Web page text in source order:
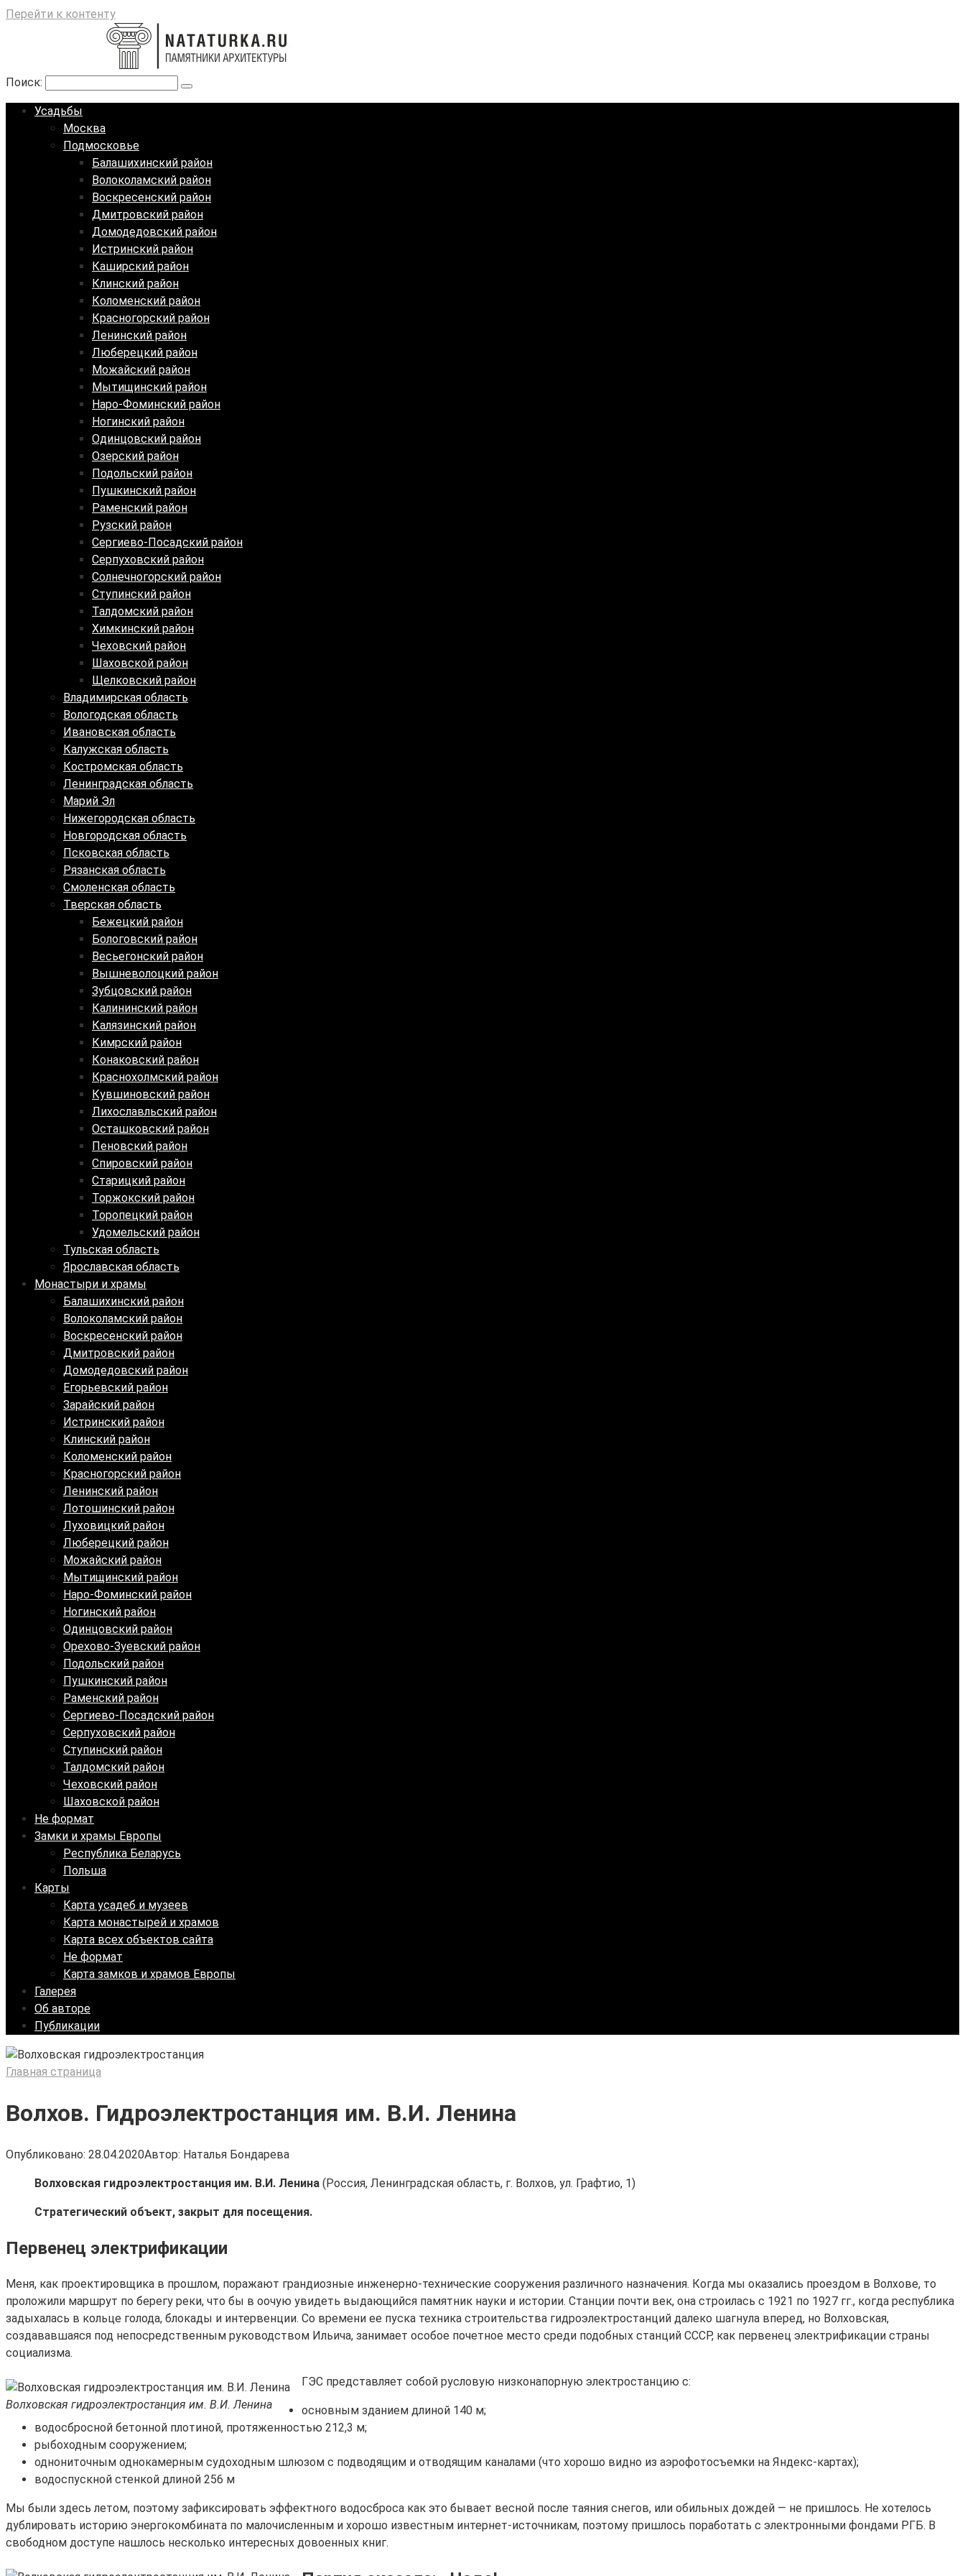
Перейти к контенту
Поиск:
Усадьбы
Москва
Подмосковье
Балашихинский район
Волоколамский район
Воскресенский район
Дмитровский район
Домодедовский район
Истринский район
Каширский район
Клинский район
Коломенский район
Красногорский район
Ленинский район
Люберецкий район
Можайский район
Мытищинский район
Наро-Фоминский район
Ногинский район
Одинцовский район
Озерский район
Подольский район
Пушкинский район
Раменский район
Рузский район
Сергиево-Посадский район
Серпуховский район
Солнечногорский район
Ступинский район
Талдомский район
Химкинский район
Чеховский район
Шаховской район
Щелковский район
Владимирская область
Вологодская область
Ивановская область
Калужская область
Костромская область
Ленинградская область
Марий Эл
Нижегородская область
Новгородская область
Псковская область
Рязанская область
Смоленская область
Тверская область
Бежецкий район
Бологовский район
Весьегонский район
Вышневолоцкий район
Зубцовский район
Калининский район
Калязинский район
Кимрский район
Конаковский район
Краснохолмский район
Кувшиновский район
Лихославльский район
Осташковский район
Пеновский район
Спировский район
Старицкий район
Торжокский район
Торопецкий район
Удомельский район
Тульская область
Ярославская область
Монастыри и храмы
Балашихинский район
Волоколамский район
Воскресенский район
Дмитровский район
Домодедовский район
Егорьевский район
Зарайский район
Истринский район
Клинский район
Коломенский район
Красногорский район
Ленинский район
Лотошинский район
Луховицкий район
Люберецкий район
Можайский район
Мытищинский район
Наро-Фоминский район
Ногинский район
Одинцовский район
Орехово-Зуевский район
Подольский район
Пушкинский район
Раменский район
Сергиево-Посадский район
Серпуховский район
Ступинский район
Талдомский район
Чеховский район
Шаховской район
Не формат
Замки и храмы Европы
Республика Беларусь
Польша
Карты
Карта усадеб и музеев
Карта монастырей и храмов
Карта всех объектов сайта
Не формат
Карта замков и храмов Европы
Галерея
Об авторе
Публикации
Главная страница
Волхов. Гидроэлектростанция им. В.И. Ленина
Опубликовано: 28.04.2020Автор: Наталья Бондарева
Волховская гидроэлектростанция им. В.И. Ленина (Россия, Ленинградская область, г. Волхов, ул. Графтио, 1)
Стратегический объект, закрыт для посещения.
Первенец электрификации
Меня, как проектировщика в прошлом, поражают грандиозные инженерно-технические сооружения различного назначения. Когда мы оказались проездом в Волхове, то
проложили маршрут по берегу реки, что бы в оочую увидеть выдающийся памятник науки и истории. Станции почти век, она строилась с 1921 по 1927 гг., когда республика
задыхалась в кольце голода, блокады и интервенции. Со времени ее пуска техника строительства гидроэлектростанций далеко шагнула вперед, но Волховская,
создававшаяся под непосредственным руководством Ильича, занимает особое почетное место среди подобных станций СССР, как первенец электрификации страны
социализма.
Волховская гидроэлектростанция им. В.И. Ленина
ГЭС представляет собой русловую низконапорную электростанцию с:
основным зданием длиной 140 м;
водосбросной бетонной плотиной, протяженностью 212,3 м;
рыбоходным сооружением;
однониточным однокамерным судоходным шлюзом с подводящим и отводящим каналами (что хорошо видно из аэрофотосъемки на Яндекс-картах);
водоспускной стенкой длиной 256 м
Мы были здесь летом, поэтому зафиксировать эффектного водосброса как это бывает весной после таяния снегов, или обильных дождей — не пришлось. Не хотелось
дублировать историю энергокомбината по малочисленным и хорошо известным интернет-источникам, поэтому пришлось поработать с электронными фондами РГБ. В
свободном доступе нашлось несколько интересных довоенных книг.